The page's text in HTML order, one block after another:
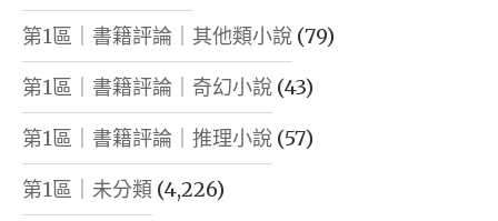
第1區｜書籍評論｜其他類小說 (79)
第1區｜書籍評論｜奇幻小說 (43)
第1區｜書籍評論｜推理小說 (57)
第1區｜未分類 (4,226)